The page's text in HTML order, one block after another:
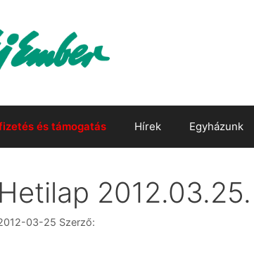
és támogatás Hírek Egyházunk
Hetilap 2012.03.25.
03-25 Szerző: